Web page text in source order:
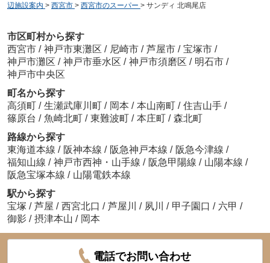
辺施設案内 > 西宮市 > 西宮市のスーパー > サンディ 北鳴尾店
市区町村から探す
西宮市 / 神戸市東灘区 / 尼崎市 / 芦屋市 / 宝塚市 /
神戸市灘区 / 神戸市垂水区 / 神戸市須磨区 / 明石市 /
神戸市中央区
町名から探す
高須町 / 生瀬武庫川町 / 岡本 / 本山南町 / 住吉山手 /
篠原台 / 魚崎北町 / 東難波町 / 本庄町 / 森北町
路線から探す
東海道本線 / 阪神本線 / 阪急神戸本線 / 阪急今津線 /
福知山線 / 神戸市西神・山手線 / 阪急甲陽線 / 山陽本線 /
阪急宝塚本線 / 山陽電鉄本線
駅から探す
宝塚 / 芦屋 / 西宮北口 / 芦屋川 / 夙川 / 甲子園口 / 六甲 /
御影 / 摂津本山 / 岡本
電話でお問い合わせ